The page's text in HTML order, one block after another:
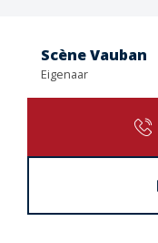
Scène Vauban
Eigenaar